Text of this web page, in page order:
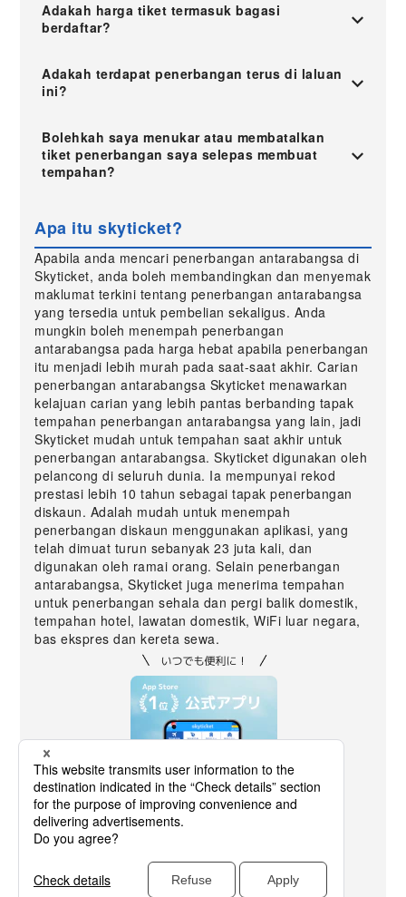
Adakah harga tiket termasuk bagasi
berdaftar?
Adakah terdapat penerbangan terus di laluan
ini?
Bolehkah saya menukar atau membatalkan
tiket penerbangan saya selepas membuat
tempahan?
Apa itu skyticket?
Apabila anda mencari penerbangan antarabangsa di
Skyticket, anda boleh membandingkan dan menyemak
maklumat terkini tentang penerbangan antarabangsa
yang tersedia untuk pembelian sekaligus. Anda
mungkin boleh menempah penerbangan
antarabangsa pada harga hebat apabila penerbangan
itu menjadi lebih murah pada saat-saat akhir. Carian
penerbangan antarabangsa Skyticket menawarkan
kelajuan carian yang lebih pantas berbanding tapak
tempahan penerbangan antarabangsa yang lain, jadi
Skyticket mudah untuk tempahan saat akhir untuk
penerbangan antarabangsa. Skyticket digunakan oleh
pelancong di seluruh dunia. Ia mempunyai rekod
prestasi lebih 10 tahun sebagai tapak penerbangan
diskaun. Adalah mudah untuk menempah
penerbangan diskaun menggunakan aplikasi, yang
telah dimuat turun sebanyak 23 juta kali, dan
digunakan oleh ramai orang. Selain penerbangan
antarabangsa, Skyticket juga menerima tempahan
untuk penerbangan sehala dan pergi balik domestik,
tempahan hotel, lawatan domestik, WiFi luar negara,
bas ekspres dan kereta sewa.